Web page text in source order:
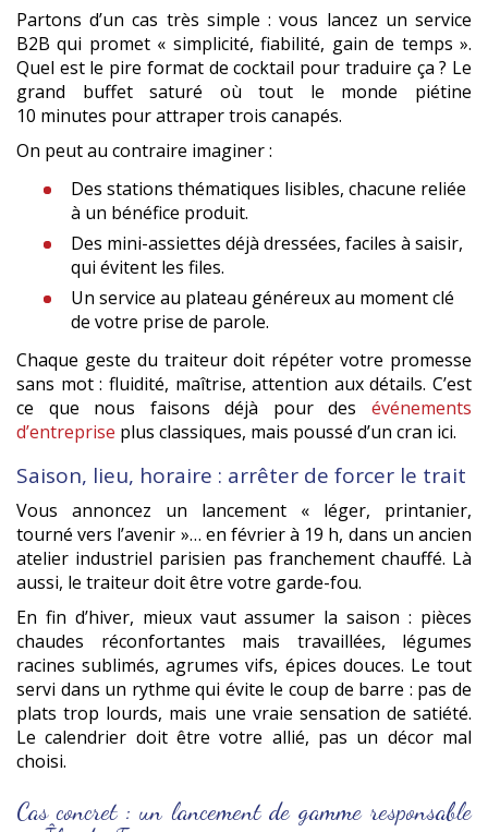
Partons d’un cas très simple : vous lancez un service
B2B qui promet « simplicité, fiabilité, gain de temps ».
Quel est le pire format de cocktail pour traduire ça ? Le
grand buffet saturé où tout le monde piétine
10 minutes pour attraper trois canapés.
On peut au contraire imaginer :
Des stations thématiques lisibles, chacune reliée
à un bénéfice produit.
Des mini-assiettes déjà dressées, faciles à saisir,
qui évitent les files.
Un service au plateau généreux au moment clé
de votre prise de parole.
Chaque geste du traiteur doit répéter votre promesse
sans mot : fluidité, maîtrise, attention aux détails. C’est
ce que nous faisons déjà pour des événements
d’entreprise plus classiques, mais poussé d’un cran ici.
Saison, lieu, horaire : arrêter de forcer le trait
Vous annoncez un lancement « léger, printanier,
tourné vers l’avenir »… en février à 19 h, dans un ancien
atelier industriel parisien pas franchement chauffé. Là
aussi, le traiteur doit être votre garde-fou.
En fin d’hiver, mieux vaut assumer la saison : pièces
chaudes réconfortantes mais travaillées, légumes
racines sublimés, agrumes vifs, épices douces. Le tout
servi dans un rythme qui évite le coup de barre : pas de
plats trop lourds, mais une vraie sensation de satiété.
Le calendrier doit être votre allié, pas un décor mal
choisi.
Cas concret : un lancement de gamme responsable